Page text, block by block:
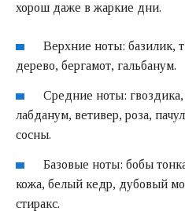
хорош даже в жаркие дни.
Верхние ноты: базилик,
дерево, бергамот, гальбанум.
Средние ноты:
лабданум, ветивер, роза,
сосны.
Базовые ноты: бобы
кожа, белый кедр, дубовый
стиракс.